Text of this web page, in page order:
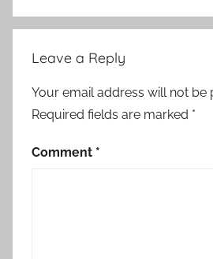
Leave a Reply
Your email address will not be
Required fields are marked *
Comment *